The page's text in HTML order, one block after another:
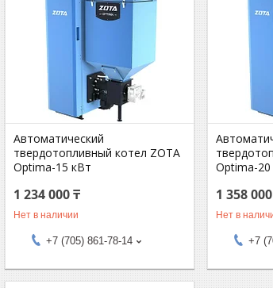
Автоматический
твердотопливный котел ZOTA
Optima-15 кВт
1 234 000 ₸
Нет в наличии
+7 (705) 861-78-14
Optima-
1 358
Нет в
+7